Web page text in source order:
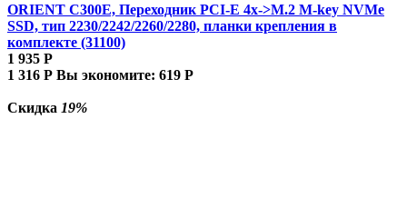
ORIENT C300E, Переходник PCI-E 4x->M.2 M-key NVMe
SSD, тип 2230/2242/2260/2280, планки крепления в
комплекте (31100)
1 935 Р
1 316 Р Вы экономите: 619 Р
Скидка 19%